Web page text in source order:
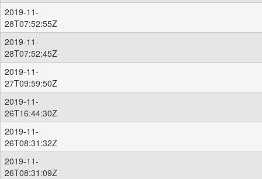
2019-11-
28T07:52:55Z
2019-11-
28T07:52:45Z
2019-11-
27T09:59:50Z
2019-11-
26T16:44:30Z
2019-11-
26T08:31:32Z
2019-11-
26T08:31:09Z